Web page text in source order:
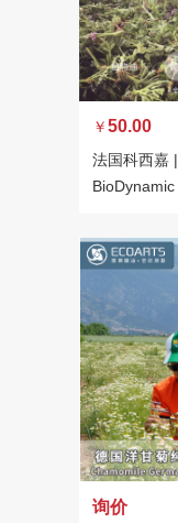
￥50.00
法国科西嘉
询价